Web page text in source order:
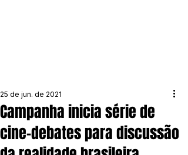
Campanha inicia série de
cine-debates para discussão
25 de jun. de 2021